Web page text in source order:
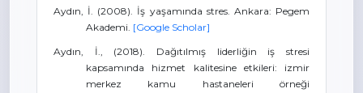
Aydın, İ. (2008). İş yaşamında stres. Ankara: Pegem
Akademi. [Google Scholar]
Aydın, İ., (2018). Dağıtılmış liderliğin iş stresi
kapsamında hizmet kalitesine etkileri: izmir
merkez kamu hastaneleri örneği